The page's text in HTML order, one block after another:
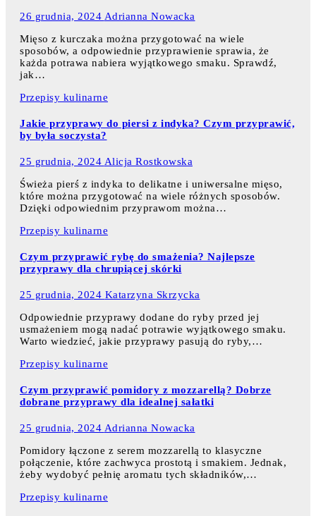
26 grudnia, 2024 Adrianna Nowacka
Mięso z kurczaka można przygotować na wiele
sposobów, a odpowiednie przyprawienie sprawia, że
każda potrawa nabiera wyjątkowego smaku. Sprawdź,
jak…
Przepisy kulinarne
Jakie przyprawy do piersi z indyka? Czym przyprawić,
by była soczysta?
25 grudnia, 2024 Alicja Rostkowska
Świeża pierś z indyka to delikatne i uniwersalne mięso,
które można przygotować na wiele różnych sposobów.
Dzięki odpowiednim przyprawom można…
Przepisy kulinarne
Czym przyprawić rybę do smażenia? Najlepsze
przyprawy dla chrupiącej skórki
25 grudnia, 2024 Katarzyna Skrzycka
Odpowiednie przyprawy dodane do ryby przed jej
usmażeniem mogą nadać potrawie wyjątkowego smaku.
Warto wiedzieć, jakie przyprawy pasują do ryby,…
Przepisy kulinarne
Czym przyprawić pomidory z mozzarellą? Dobrze
dobrane przyprawy dla idealnej sałatki
25 grudnia, 2024 Adrianna Nowacka
Pomidory łączone z serem mozzarellą to klasyczne
połączenie, które zachwyca prostotą i smakiem. Jednak,
żeby wydobyć pełnię aromatu tych składników,…
Przepisy kulinarne